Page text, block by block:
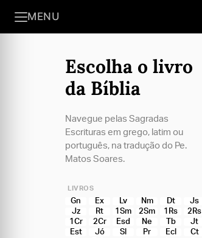
MENU
Escolha o livro
da Bíblia
Navegue pelas Sagradas
Escrituras em grego, latim ou
português, na tradução do Pe.
Matos Soares.
LIVROS
Gn Ex Lv Nm Dt
Js
Jz
Rt 1Sm 2Sm 1Rs
2Rs
1Cr
2Cr Esd Ne Tb
Jt
Est
Jó Sl Pr Ecl
Ct